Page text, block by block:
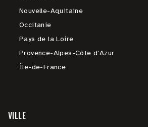
Nouvelle-Aquitaine
Occitanie
Pays de la Loire
Provence-Alpes-Côte d'Azur
Île-de-France
VILLE